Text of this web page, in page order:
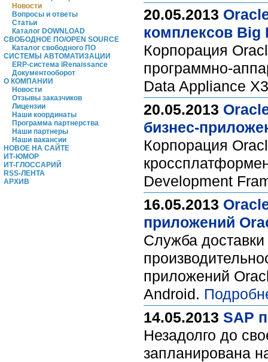
Новости
Вопросы и ответы
Статьи
Каталог DOWNLOAD
СВОБОДНОЕ ПО/OPEN SOURCE
Каталог свободного ПО
СИСТЕМЫ АВТОМАТИЗАЦИИ
ERP-система iRenaissance
Документооборот
О КОМПАНИИ
Новости
Отзывы заказчиков
Лицензии
Наши координаты
Программа партнерства
Наши партнеры
Наши вакансии
НОВОЕ НА САЙТЕ
ИТ-ЮМОР
ИТ-ГЛОССАРИЙ
RSS-ЛЕНТА
АРХИВ
20.05.2013
комплексов Big
Корпорация
программно-
Data Appliance
20.05.2013
бизнес-
Корпорация
Development
16.05.2013
приложений
Служба
приложений
Android.
14.05.2013 SAP
Незадолго до
запланирована